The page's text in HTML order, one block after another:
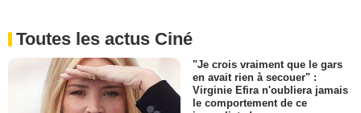
Toutes les actus Ciné
"Je crois vraiment que le gars
en avait rien à secouer" :
Virginie Efira n'oubliera jamais
le comportement de ce